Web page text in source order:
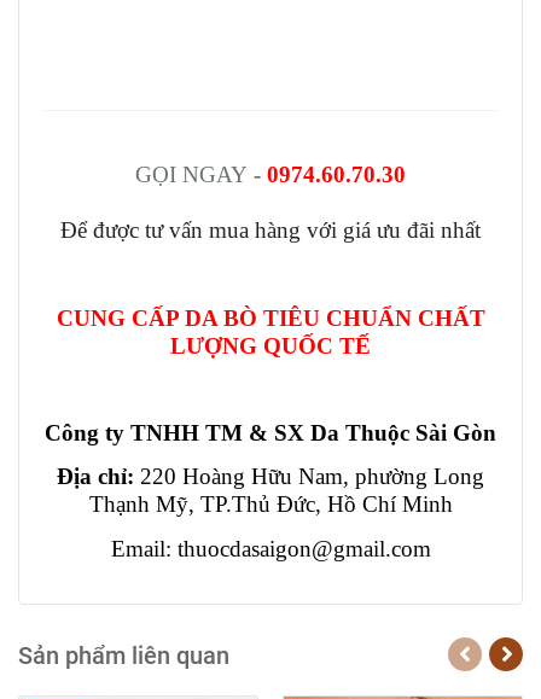
GỌI NGAY - 0974.60.70.30
Để được tư vấn mua hàng với giá ưu đãi nhất
CUNG CẤP DA BÒ TIÊU CHUẨN CHẤT
LƯỢNG QUỐC TẾ
Công ty TNHH TM & SX Da Thuộc Sài Gòn
Địa chỉ: 220 Hoàng Hữu Nam, phường Long
Thạnh Mỹ, TP.Thủ Đức, Hồ Chí Minh
Email: thuocdasaigon@gmail.com
Sản phẩm liên quan